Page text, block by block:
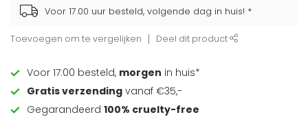
Voor 17.00 uur besteld, volgende dag in huis! *
Toevoegen om te vergelijken Deel dit product
Voor 17:00 besteld, morgen in huis*
Gratis verzending vanaf €35,-
Gegarandeerd 100% cruelty-free